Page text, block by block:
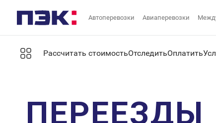
Автоперевозки Авиаперевозки
Рассчитать стоимостьОтследитьОплатить
ПЕРЕЕЗДЫ